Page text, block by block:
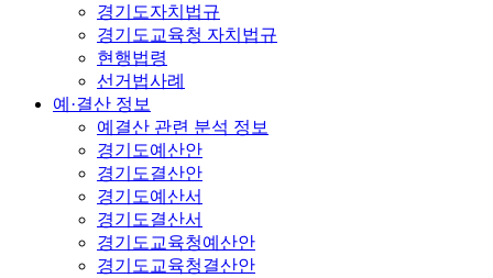
경기도자치법규
경기도교육청 자치법규
현행법령
선거법사례
예·결산 정보
예결산 관련 분석 정보
경기도예산안
경기도결산안
경기도예산서
경기도결산서
경기도교육청예산안
경기도교육청결산안